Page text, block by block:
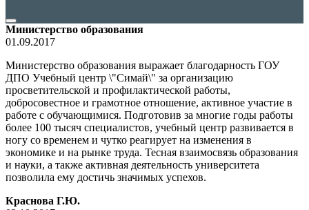
Министерство образования
01.09.2017
Министерство образования выражает благодарность ГОУ
ДПО Учебный центр \"Симай\" за организацию
просветительской и профилактической работы,
добросовестное и грамотное отношение, активное участие в
работе с обучающимися. Подготовив за многие годы работы
более 100 тысяч специалистов, учебный центр развивается в
ногу со временем и чутко реагирует на изменения в
экономике и на рынке труда. Тесная взаимосвязь образования
и науки, а также активная деятельность университета
позволила ему достичь значимых успехов.
Краснова Г.Ю.